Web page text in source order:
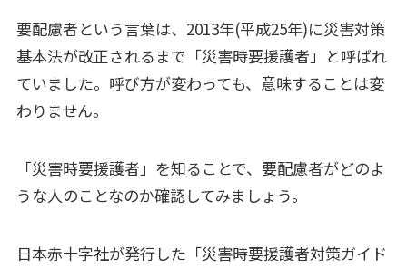
要配慮者という言葉は、2013年(平成25年)に災害対策
基本法が改正されるまで「災害時要援護者」と呼ばれ
ていました。呼び方が変わっても、意味することは変
わりません。
「災害時要援護者」を知ることで、要配慮者がどのよ
うな人のことなのか確認してみましょう。
日本赤十字社が発行した「災害時要援護者対策ガイド